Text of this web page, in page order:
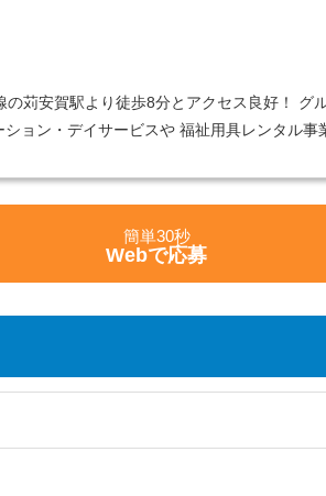
苅安賀駅より徒歩8分とアクセス良好！ グ
ョン・デイサービスや 福祉用具レンタル事
簡単30秒
Webで応募